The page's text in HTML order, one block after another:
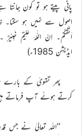
پانی پیتے ہو تو کون
اصول سے نہیں ہو سکتا۔
ایڈیشن 1985ء)
پھر تقویٰ کے بارے
کرتے ہوئے آپ فرماتے
’’اللہ تعالیٰ نے جس